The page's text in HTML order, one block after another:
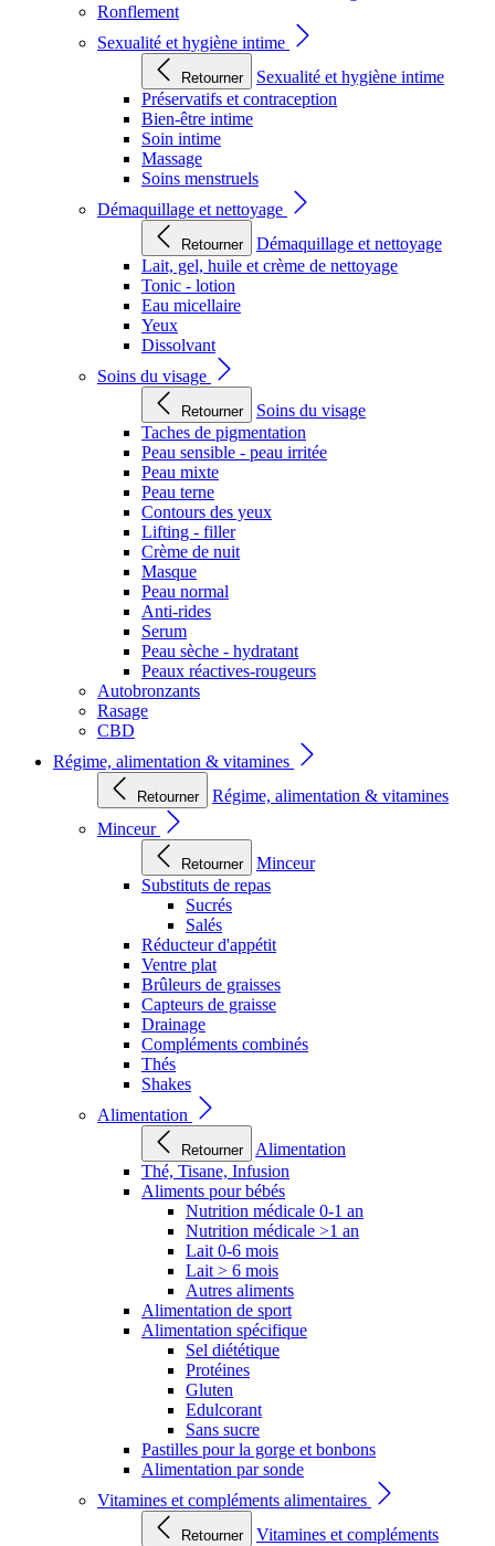
Ronflement
Sexualité et hygiène intime
Retourner
Sexualité et hygiène intime
Préservatifs et contraception
Bien-être intime
Soin intime
Massage
Soins menstruels
Démaquillage et nettoyage
Retourner
Démaquillage et nettoyage
Lait, gel, huile et crème de nettoyage
Tonic - lotion
Eau micellaire
Yeux
Dissolvant
Soins du visage
Retourner
Soins du visage
Taches de pigmentation
Peau sensible - peau irritée
Peau mixte
Peau terne
Contours des yeux
Lifting - filler
Crème de nuit
Masque
Peau normal
Anti-rides
Serum
Peau sèche - hydratant
Peaux réactives-rougeurs
Autobronzants
Rasage
CBD
Régime, alimentation & vitamines
Retourner
Régime, alimentation & vitamines
Minceur
Retourner
Minceur
Substituts de repas
Sucrés
Salés
Réducteur d'appétit
Ventre plat
Brûleurs de graisses
Capteurs de graisse
Drainage
Compléments combinés
Thés
Shakes
Alimentation
Retourner
Alimentation
Thé, Tisane, Infusion
Aliments pour bébés
Nutrition médicale 0-1 an
Nutrition médicale >1 an
Lait 0-6 mois
Lait > 6 mois
Autres aliments
Alimentation de sport
Alimentation spécifique
Sel diététique
Protéines
Gluten
Edulcorant
Sans sucre
Pastilles pour la gorge et bonbons
Alimentation par sonde
Vitamines et compléments alimentaires
Retourner
Vitamines et compléments